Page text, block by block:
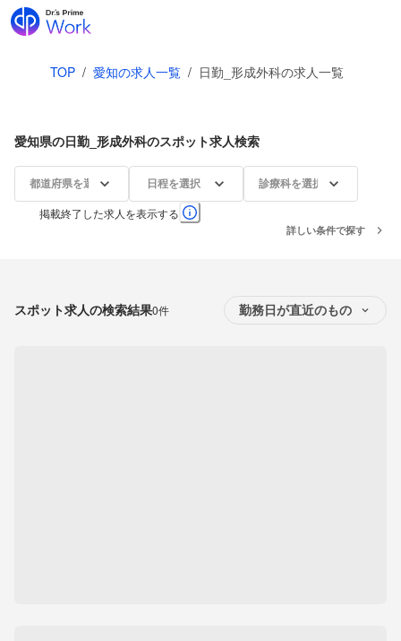
TOP / 愛知の求人一覧 / 日勤_形成外科の求人一覧
愛知県の日勤_形成外科のスポット求人検索
都道府県を選択 日程を選択 診療科を選択
掲載終了した求人を表示する
詳しい条件で探す
スポット求人の検索結果0件 勤務日が直近のもの